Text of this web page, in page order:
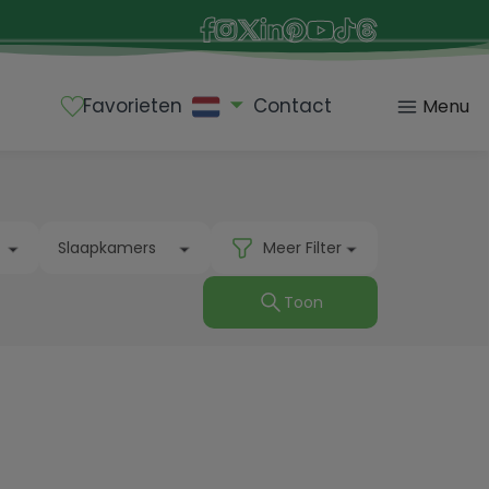
Favorieten Contact Menu
Slaapkamers Meer Filter
Toon